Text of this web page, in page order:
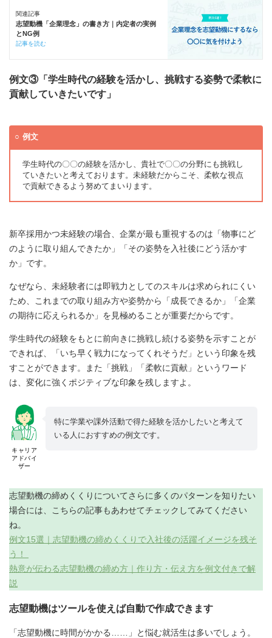
関連記事
志望動機「企業理念」の書き方｜内定者の実例
とNG例
記事を読む
例文③「学生時代の経験を活かし、挑戦する姿勢で柔軟に
貢献していきたいです」
例文
学生時代の〇〇の経験を活かし、貴社で〇〇の分野にも挑戦し
ていきたいと考えております。未経験だからこそ、柔軟な視点
で貢献できるよう努めてまいります。
新卒採用かつ未経験の場合、企業が最も重視するのは「物事にど
のように取り組んできたか」「その姿勢を入社後にどう活かす
か」です。
なぜなら、未経験者には即戦力としてのスキルは求められにくい
ため、これまでの取り組み方や姿勢から「成長できるか」「企業
の期待に応えられるか」を見極めることが重要だからです。
学生時代の経験をもとに前向きに挑戦し続ける姿勢を示すことが
できれば、「いち早く戦力になってくれそうだ」という印象を残
すことができます。また「挑戦」「柔軟に貢献」というワード
は、変化に強くポジティブな印象を残しますよ。
キャリア
アドバイ
ザー
特に学業や課外活動で得た経験を活かしたいと考えて
いる人におすすめの例文です。
志望動機の締めくくりについてさらに多くのパターンを知りたい
場合には、こちらの記事もあわせてチェックしてみてください
ね。
例文15選｜志望動機の締めくくりで入社後の活躍イメージを残そ
う！
熱意が伝わる志望動機の締め方｜作り方・伝え方を例文付きで解
説
志望動機はツールを使えば自動で作成できます
「志望動機に時間がかかる……」と悩む就活生は多いでしょう。